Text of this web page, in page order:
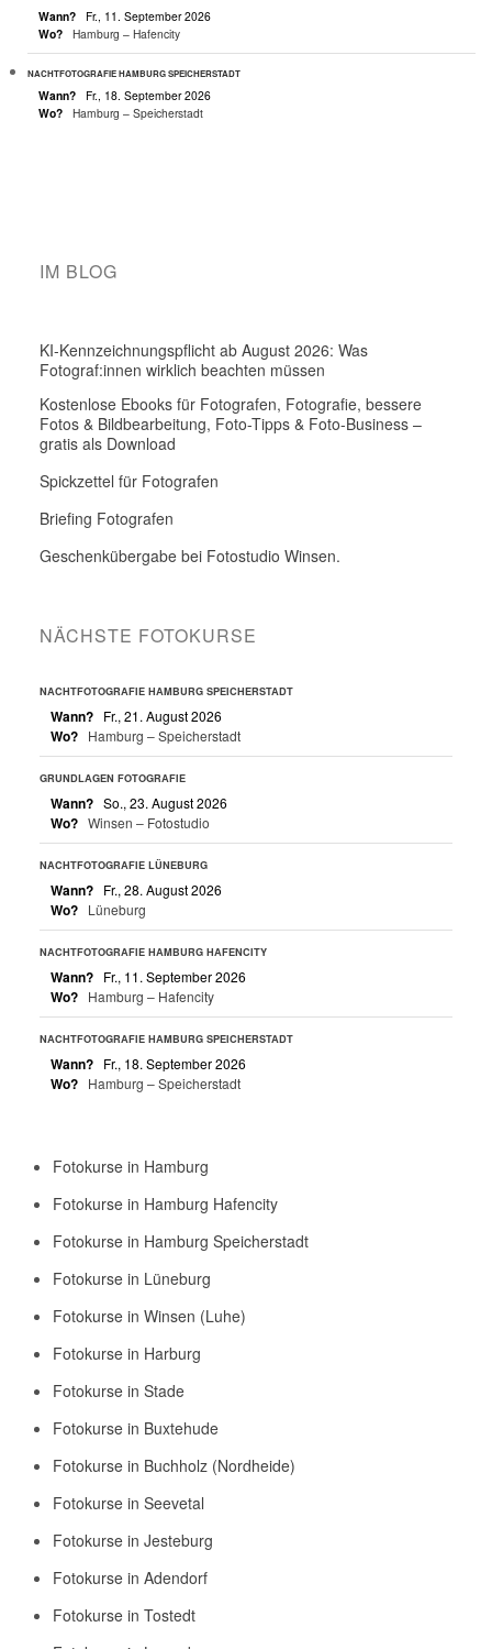
Wann?
Fr., 11. September 2026
Wo?
Hamburg – Hafencity
NACHTFOTOGRAFIE HAMBURG SPEICHERSTADT
Wann?
Fr., 18. September 2026
Wo?
Hamburg – Speicherstadt
IM BLOG
KI-Kennzeichnungspflicht ab August 2026: Was
Fotograf:innen wirklich beachten müssen
Kostenlose Ebooks für Fotografen, Fotografie, bessere
Fotos & Bildbearbeitung, Foto-Tipps & Foto-Business –
gratis als Download
Spickzettel für Fotografen
Briefing Fotografen
Geschenkübergabe bei Fotostudio Winsen.
NÄCHSTE FOTOKURSE
NACHTFOTOGRAFIE HAMBURG SPEICHERSTADT
Wann? Fr., 21. August 2026
Wo? Hamburg – Speicherstadt
GRUNDLAGEN FOTOGRAFIE
Wann? So., 23. August 2026
Wo? Winsen – Fotostudio
NACHTFOTOGRAFIE LÜNEBURG
Wann? Fr., 28. August 2026
Wo? Lüneburg
NACHTFOTOGRAFIE HAMBURG HAFENCITY
Wann? Fr., 11. September 2026
Wo? Hamburg – Hafencity
NACHTFOTOGRAFIE HAMBURG SPEICHERSTADT
Wann? Fr., 18. September 2026
Wo? Hamburg – Speicherstadt
Fotokurse in Hamburg
Fotokurse in Hamburg Hafencity
Fotokurse in Hamburg Speicherstadt
Fotokurse in Lüneburg
Fotokurse in Winsen (Luhe)
Fotokurse in Harburg
Fotokurse in Stade
Fotokurse in Buxtehude
Fotokurse in Buchholz (Nordheide)
Fotokurse in Seevetal
Fotokurse in Jesteburg
Fotokurse in Adendorf
Fotokurse in Tostedt